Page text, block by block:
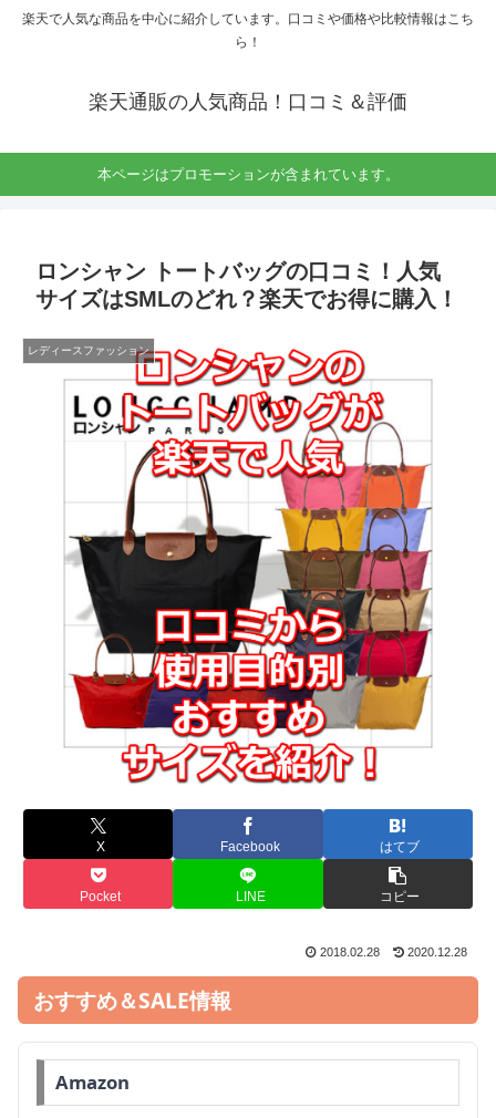
楽天で人気な商品を中心に紹介しています。口コミや価格や比較情報はこち
ら！
楽天通販の人気商品！口コミ＆評価
本ページはプロモーションが含まれています。
ロンシャン トートバッグの口コミ！人気
サイズはSMLのどれ？楽天でお得に購入！
レディースファッション
X Facebook はてブ
Pocket LINE コピー
2018.02.28 2020.12.28
おすすめ＆SALE情報
Amazon